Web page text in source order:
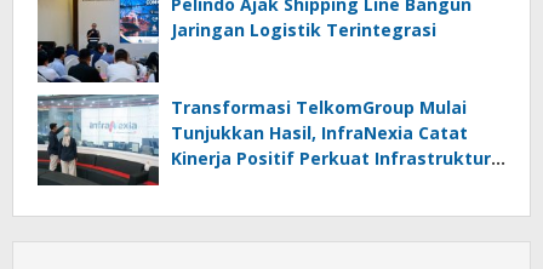
Jaringan Logistik Terintegrasi
Transformasi TelkomGroup Mulai
Tunjukkan Hasil, InfraNexia Catat
Kinerja Positif Perkuat Infrastruktur